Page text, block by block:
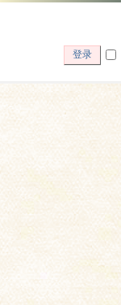
登录